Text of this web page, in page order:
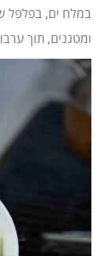
במלח ים, בפלפל
ומטגנים, תוך